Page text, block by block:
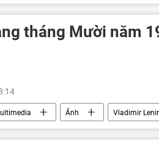
Vladimir Lenin Lăng Lenin
tháng Mười năm
Ảnh
Vladimir
Cách mạng Tháng Mười